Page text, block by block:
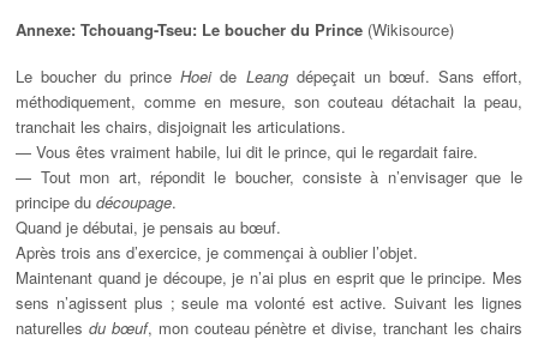
Annexe: Tchouang-Tseu: Le boucher du Prince (Wikisource)
Le boucher du princeHoeide Leangdépeçait un bœuf. Sans effort,
méthodiquement, comme en mesure, son couteau détachait la peau,
tranchait les chairs, disjoignait les articulations.
— Vous êtes vraiment habile, lui dit le prince, qui le regardait faire.
— Tout mon art, répondit le boucher, consiste à n’envisager que le
principe dudécoupage.
Quand je débutai, je pensais au bœuf.
Après trois ans d’exercice, je commençai à oublier l’objet.
Maintenant quand je découpe, je n’ai plus en esprit que le principe. Mes
sens n’agissent plus ; seule ma volonté est active. Suivant les lignes
naturellesdu bœuf, mon couteau pénètre et divise, tranchant les chairs